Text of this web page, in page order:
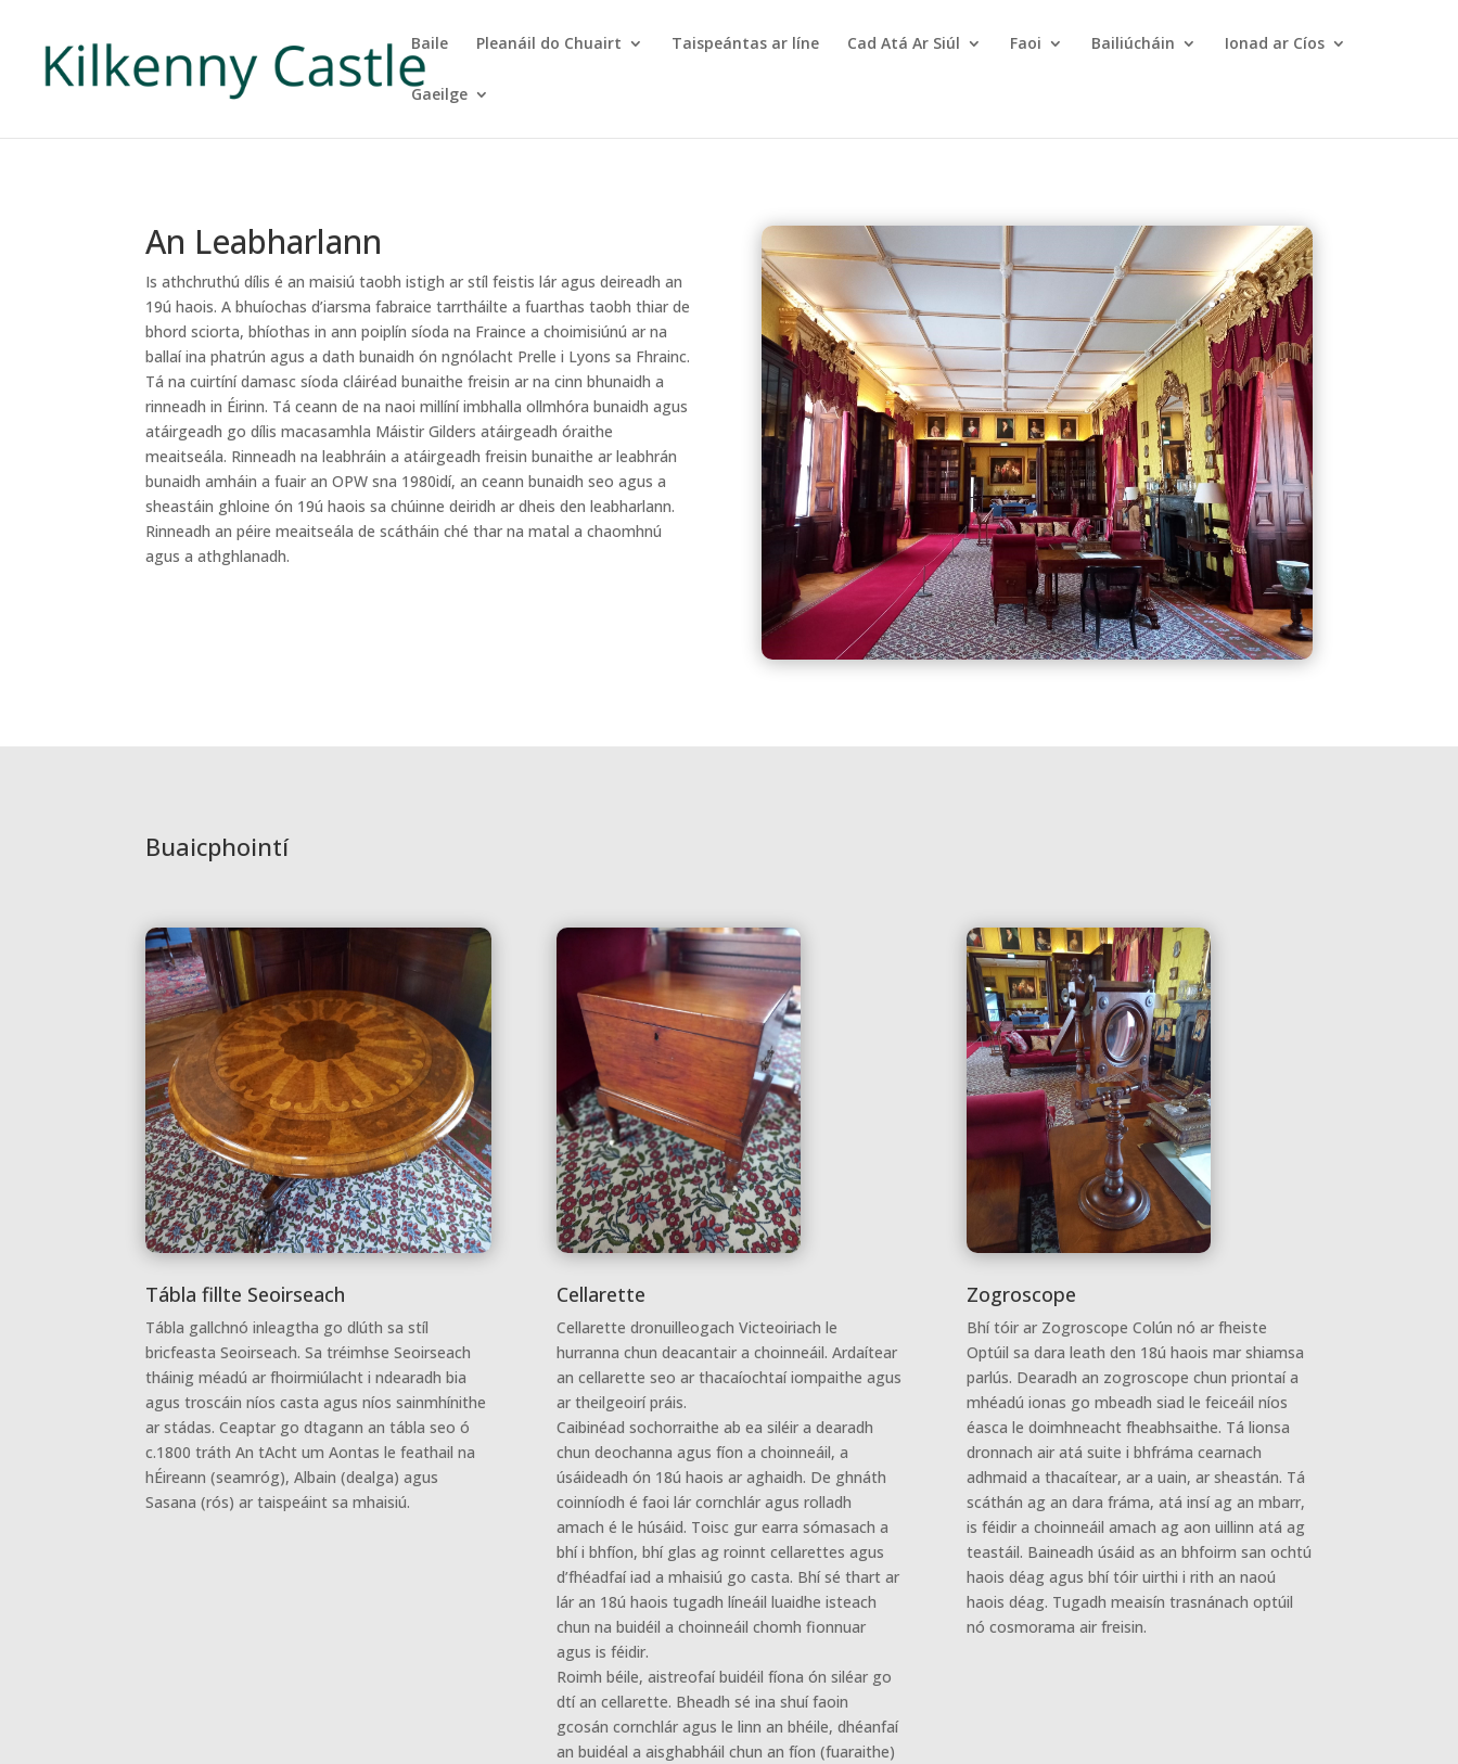
Baile Pleanáil do Chuairt Taispeántas ar líne Cad Atá Ar Siúl Faoi Bailiúcháin Ionad ar Cíos
Gaeilge
An Leabharlann
Is athchruthú dílis é an maisiú taobh istigh ar stíl feistis lár agus deireadh an
19ú haois. A bhuíochas d’iarsma fabraice tarrtháilte a fuarthas taobh thiar de
bhord sciorta, bhíothas in ann poiplín síoda na Fraince a choimisiúnú ar na
ballaí ina phatrún agus a dath bunaidh ón ngnólacht Prelle i Lyons sa Fhrainc.
Tá na cuirtíní damasc síoda cláiréad bunaithe freisin ar na cinn bhunaidh a
rinneadh in Éirinn. Tá ceann de na naoi millíní imbhalla ollmhóra bunaidh agus
atáirgeadh go dílis macasamhla Máistir Gilders atáirgeadh óraithe
meaitseála. Rinneadh na leabhráin a atáirgeadh freisin bunaithe ar leabhrán
bunaidh amháin a fuair an OPW sna 1980idí, an ceann bunaidh seo agus a
sheastáin ghloine ón 19ú haois sa chúinne deiridh ar dheis den leabharlann.
Rinneadh an péire meaitseála de scátháin ché thar na matal a chaomhnú
agus a athghlanadh.
Buaicphointí
Tábla fillte Seoirseach
Tábla gallchnó inleagtha go dlúth sa stíl
bricfeasta Seoirseach. Sa tréimhse Seoirseach
tháinig méadú ar fhoirmiúlacht i ndearadh bia
agus troscáin níos casta agus níos sainmhínithe
ar stádas. Ceaptar go dtagann an tábla seo ó
c.1800 tráth An tAcht um Aontas le feathail na
hÉireann (seamróg), Albain (dealga) agus
Sasana (rós) ar taispeáint sa mhaisiú.
Cellarette
Cellarette dronuilleogach Victeoiriach le
hurranna chun deacantair a choinneáil. Ardaítear
an cellarette seo ar thacaíochtaí iompaithe agus
ar theilgeoirí práis.
Caibinéad sochorraithe ab ea siléir a dearadh
chun deochanna agus fíon a choinneáil, a
úsáideadh ón 18ú haois ar aghaidh. De ghnáth
coinníodh é faoi lár cornchlár agus rolladh
amach é le húsáid. Toisc gur earra sómasach a
bhí i bhfíon, bhí glas ag roinnt cellarettes agus
d’fhéadfaí iad a mhaisiú go casta. Bhí sé thart ar
lár an 18ú haois tugadh líneáil luaidhe isteach
chun na buidéil a choinneáil chomh fionnuar
agus is féidir.
Roimh béile, aistreofaí buidéil fíona ón siléar go
dtí an cellarette. Bheadh sé ina shuí faoin
gcosán cornchlár agus le linn an bhéile, dhéanfaí
an buidéal a aisghabháil chun an fíon (fuaraithe)
Zogroscope
Bhí tóir ar Zogroscope Colún nó ar fheiste
Optúil sa dara leath den 18ú haois mar shiamsa
parlús. Dearadh an zogroscope chun priontaí a
mhéadú ionas go mbeadh siad le feiceáil níos
éasca le doimhneacht fheabhsaithe. Tá lionsa
dronnach air atá suite i bhfráma cearnach
adhmaid a thacaítear, ar a uain, ar sheastán. Tá
scáthán ag an dara fráma, atá insí ag an mbarr,
is féidir a choinneáil amach ag aon uillinn atá ag
teastáil. Baineadh úsáid as an bhfoirm san ochtú
haois déag agus bhí tóir uirthi i rith an naoú
haois déag. Tugadh meaisín trasnánach optúil
nó cosmorama air freisin.